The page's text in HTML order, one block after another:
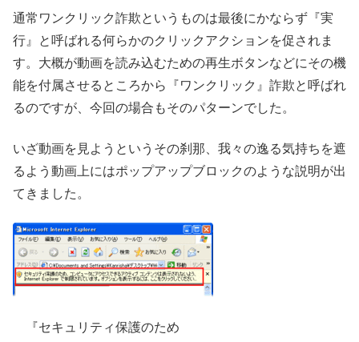
通常ワンクリック詐欺というものは最後にかならず『実
行』と呼ばれる何らかのクリックアクションを促されま
す。大概が動画を読み込むための再生ボタンなどにその機
能を付属させるところから『ワンクリック』詐欺と呼ばれ
るのですが、今回の場合もそのパターンでした。
いざ動画を見ようというその刹那、我々の逸る気持ちを遮
るよう動画上にはポップアップブロックのような説明が出
てきました。
『セキュリティ保護のため